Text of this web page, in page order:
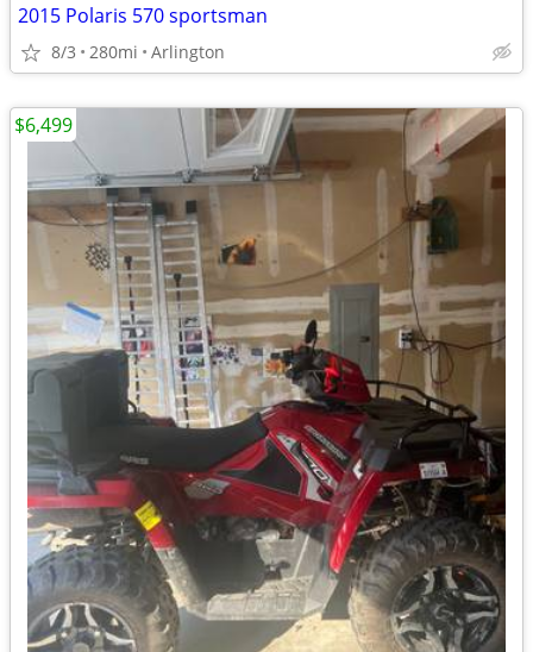
2015 Polaris 570 sportsman
8/3 280mi Arlington
$6,499